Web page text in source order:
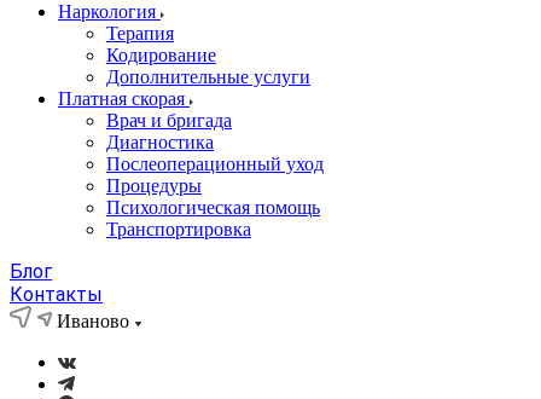
Наркология
Терапия
Кодирование
Дополнительные услуги
Платная скорая
Врач и бригада
Диагностика
Послеоперационный уход
Процедуры
Психологическая помощь
Транспортировка
Блог
Контакты
Иваново